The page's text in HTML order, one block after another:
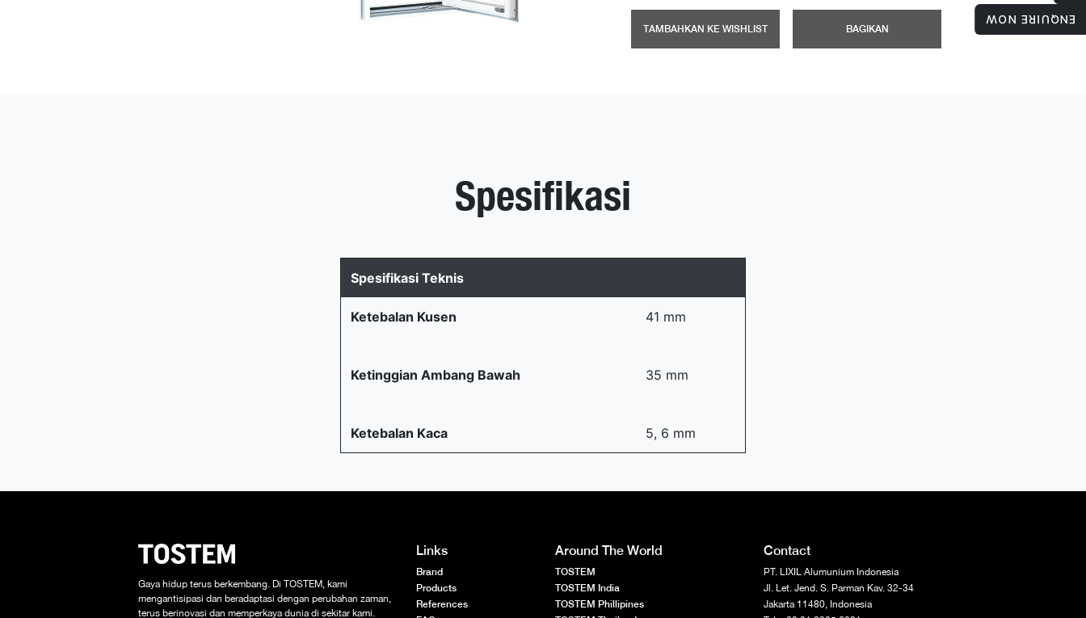
TAMBAHKAN KE WISHLIST BAGIKAN
Spesifikasi
Spesifikasi Teknis
Ketebalan Kusen 41 mm
Ketinggian Ambang Bawah 35 mm
Ketebalan Kaca 5, 6 mm
Gaya hidup terus berkembang. Di TOSTEM, kami
mengantisipasi dan beradaptasi dengan perubahan zaman,
terus berinovasi dan memperkaya dunia di sekitar kami.
Links
Brand
Products
References
Around The World
TOSTEM
TOSTEM India
TOSTEM Phillipines
Contact
PT. LIXIL Alumunium Indonesia
Jl. Let. Jend. S. Parman Kav. 32-34
Jakarta 11480, Indonesia
ENQUIRE NOW